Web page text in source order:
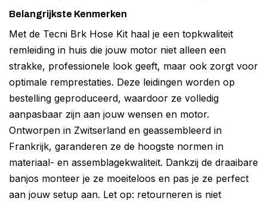
Belangrijkste Kenmerken
Met de Tecni Brk Hose Kit haal je een topkwaliteit
remleiding in huis die jouw motor niet alleen een
strakke, professionele look geeft, maar ook zorgt voor
optimale remprestaties. Deze leidingen worden op
bestelling geproduceerd, waardoor ze volledig
aanpasbaar zijn aan jouw wensen en motor.
Ontworpen in Zwitserland en geassembleerd in
Frankrijk, garanderen ze de hoogste normen in
materiaal- en assemblagekwaliteit. Dankzij de draaibare
banjos monteer je ze moeiteloos en pas je ze perfect
aan jouw setup aan. Let op: retourneren is niet